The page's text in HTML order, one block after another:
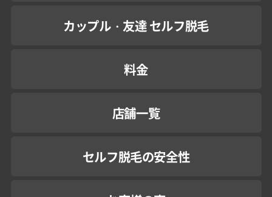
カップル・友達 セルフ脱毛
料金
店舗一覧
セルフ脱毛の安全性